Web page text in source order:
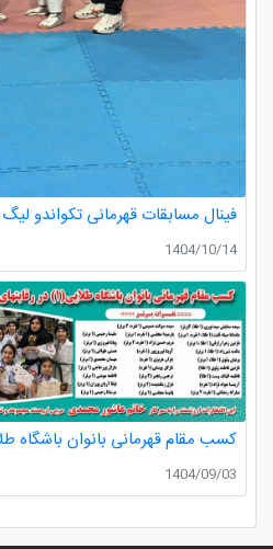
1404/10/14
1404/09/03